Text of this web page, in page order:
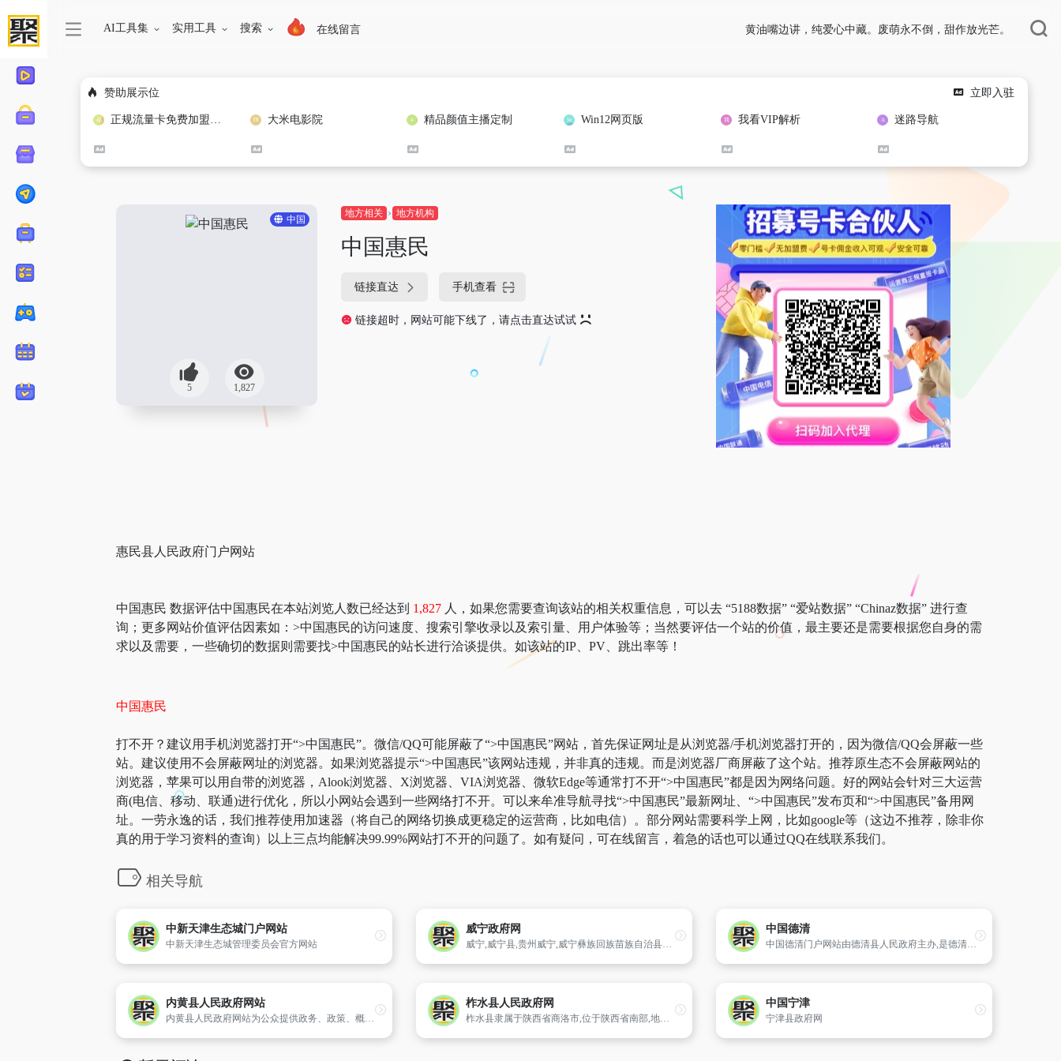
AI工具集 实用工具 搜索 在线留言 黄油嘴边讲，纯爱心中藏。废萌永不倒，甜作放光芒。
赞助展示位 立即入驻
正规流量卡免费加盟合作 大米电影院 精品颜值主播定制 Win12网页版 我看VIP解析 迷路导航
中国
5 1,827
地方相关 地方机构
中国惠民
链接直达 手机查看
链接超时，网站可能下线了，请点击直达试试
惠民县人民政府门户网站
中国惠民 数据评估中国惠民在本站浏览人数已经达到 1,827 人，如果您需要查询该站的相关权重信息，可以去 “5188数据” “爱站数据” “Chinaz数据” 进行查
询；更多网站价值评估因素如：>中国惠民的访问速度、搜索引擎收录以及索引量、用户体验等；当然要评估一个站的价值，最主要还是需要根据您自身的需
求以及需要，一些确切的数据则需要找>中国惠民的站长进行洽谈提供。如该站的IP、PV、跳出率等！
中国惠民
打不开？建议用手机浏览器打开“>中国惠民”。微信/QQ可能屏蔽了“>中国惠民”网站，首先保证网址是从浏览器/手机浏览器打开的，因为微信/QQ会屏蔽一些
站。建议使用不会屏蔽网址的浏览器。如果浏览器提示“>中国惠民”该网站违规，并非真的违规。而是浏览器厂商屏蔽了这个站。推荐原生态不会屏蔽网站的
浏览器，苹果可以用自带的浏览器，Alook浏览器、X浏览器、VIA浏览器、微软Edge等通常打不开“>中国惠民”都是因为网络问题。好的网站会针对三大运营
商(电信、移动、联通)进行优化，所以小网站会遇到一些网络打不开。可以来牟准导航寻找“>中国惠民”最新网址、“>中国惠民”发布页和“>中国惠民”备用网
址。一劳永逸的话，我们推荐使用加速器（将自己的网络切换成更稳定的运营商，比如电信）。部分网站需要科学上网，比如google等（这边不推荐，除非你
真的用于学习资料的查询）以上三点均能解决99.99%网站打不开的问题了。如有疑问，可在线留言，着急的话也可以通过QQ在线联系我们。
相关导航
中新天津生态城门户网站
中新天津生态城管理委员会官方网站
威宁政府网
威宁,威宁县,贵州威宁,威宁彝族回族苗族自治县人民政府门户网站,威宁自治县
中国德清
中国德清门户网站由德清县人民政府主办,是德清县政务类信息的发布源,同时还组织了大量反映德清县经济、文化和社会风貌的新闻类、文献类、服务类等方面的信息。
内黄县人民政府网站
内黄县人民政府网站为公众提供政务、政策、概况类信息外,还有涉及到方方面面的办事、服务类信息,是公众、企业获取内黄县综合信息的主渠道、政府在线服务的主窗口。
柞水县人民政府网
柞水县隶属于陕西省商洛市,位于陕西省南部,地处秦岭南麓,西安近邻,商洛西部,总面积2332平方公里,是一个“九山半水半分田”的土石山区县。全县植被覆盖率高达78%、森林覆盖率达65%,负氧离子含量比西安的四倍还高,素有天然氧吧、城市之肺之称,融名山名镇名洞于一体、被誉为终南首邑,山水画廊。
中国宁津
宁津县政府网